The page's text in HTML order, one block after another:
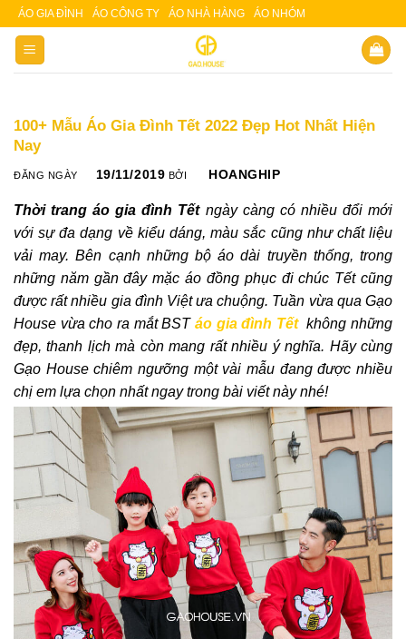
Skip
content
ÁO GIA ĐÌNH ÁO CÔNG TY ÁO NHÀ HÀNG ÁO NHÓM
100+ Mẫu Áo Gia Đình Tết 2022 Đẹp Hot Nhất Hiện
Nay
ĐĂNG NGÀY 19/11/2019 BỞI HOANGHIP
Thời trang áo gia đình Tếtngày càng có nhiều đổi mới
với sự đa dạng về kiểu dáng, màu sắc cũng như chất liệu
vải may. Bên cạnh những bộ áo dài truyền thống, trong
những năm gần đây mặc áo đồng phục đi chúc Tết cũng
được rất nhiều gia đình Việt ưa chuộng. Tuần vừa qua Gạo
House vừa cho ra mắt BST áo gia đình Tết không những
đẹp, thanh lịch mà còn mang rất nhiều ý nghĩa. Hãy cùng
Gạo House chiêm ngưỡng một vài mẫu đang được nhiều
chị em lựa chọn nhất ngay trong bài viết này nhé!